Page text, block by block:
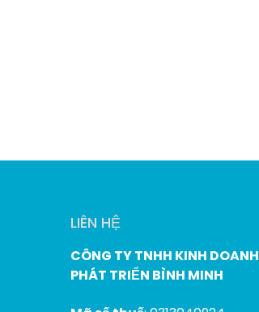
LIÊN HỆ
CÔNG TY TNHH KINH DOANH
PHÁT TRIỂN BÌNH MINH